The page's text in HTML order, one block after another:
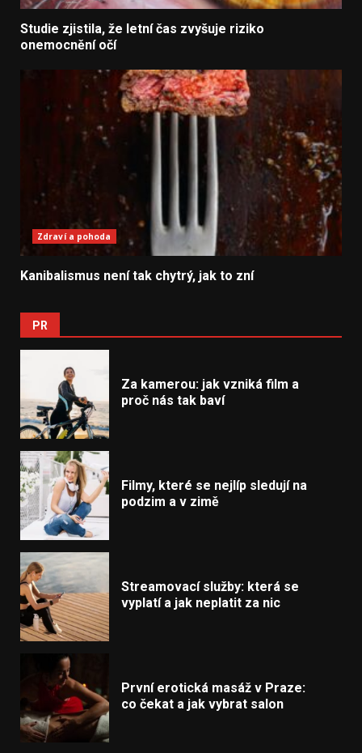
Studie zjistila, že letní čas zvyšuje riziko
onemocnění očí
Zdraví a pohoda
Kanibalismus není tak chytrý, jak to zní
PR
Za kamerou: jak vzniká film a
proč nás tak baví
Filmy, které se nejlíp sledují na
podzim a v zimě
Streamovací služby: která se
vyplatí a jak neplatit za nic
První erotická masáž v Praze:
co čekat a jak vybrat salon